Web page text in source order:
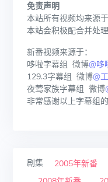
免责声明
本站所有视频均来源
本站会积极配合并处理
新番视频来源于：
哆啦字幕组 微博@哆
129.3字幕组 微博@
夜莺家族字幕组 微博
非常感谢以上字幕组的
剧集 2005年新番